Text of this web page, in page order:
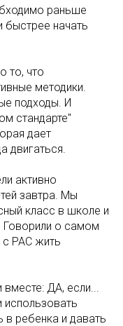
раньше
начать
то, что
методики.
подходы. И
стандарте"
дает
двигаться.
активно
завтра. Мы
класс в школе и
Говорили о самом
с РАС жить
ДА, если...
использовать
в ребенка и давать